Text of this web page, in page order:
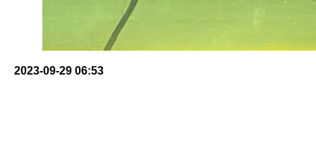
2023-09-29 06:53